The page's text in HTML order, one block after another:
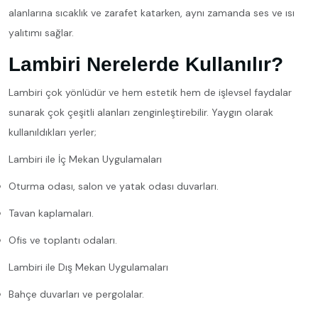
alanlarına sıcaklık ve zarafet katarken, aynı zamanda ses ve ısı
yalıtımı sağlar.
Lambiri Nerelerde Kullanılır?
Lambiri çok yönlüdür ve hem estetik hem de işlevsel faydalar
sunarak çok çeşitli alanları zenginleştirebilir. Yaygın olarak
kullanıldıkları yerler;
Lambiri ile İç Mekan Uygulamaları
Oturma odası, salon ve yatak odası duvarları.
Tavan kaplamaları.
Ofis ve toplantı odaları.
Lambiri ile Dış Mekan Uygulamaları
Bahçe duvarları ve pergolalar.